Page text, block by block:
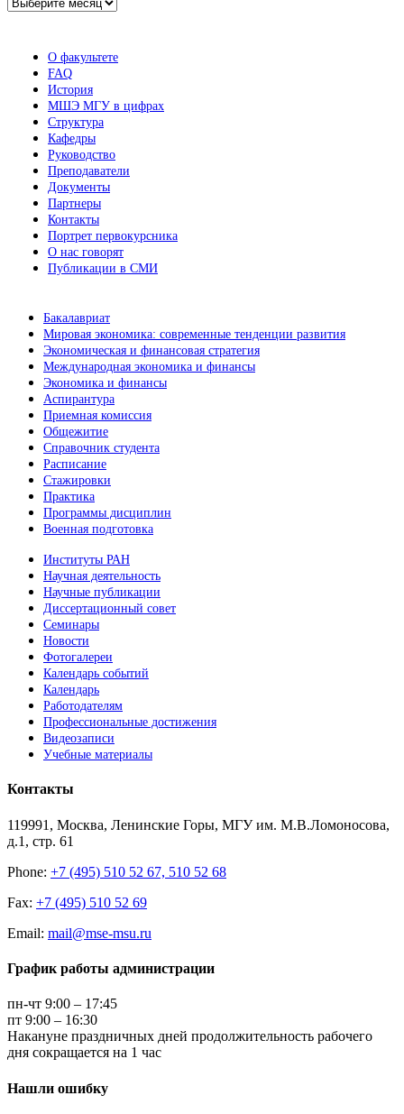
О факультете
FAQ
История
МШЭ МГУ в цифрах
Структура
Кафедры
Руководство
Преподаватели
Документы
Партнеры
Контакты
Портрет первокурсника
О нас говорят
Публикации в СМИ
Бакалавриат
Мировая экономика: современные тенденции развития
Экономическая и финансовая стратегия
Международная экономика и финансы
Экономика и финансы
Аспирантура
Приемная комиссия
Общежитие
Справочник студента
Расписание
Стажировки
Практика
Программы дисциплин
Военная подготовка
Институты РАН
Научная деятельность
Научные публикации
Диссертационный совет
Семинары
Новости
Фотогалереи
Календарь событий
Календарь
Работодателям
Профессиональные достижения
Видеозаписи
Учебные материалы
Контакты
119991, Москва, Ленинские Горы, МГУ им. М.В.Ломоносова,
д.1, стр. 61
Phone: +7 (495) 510 52 67, 510 52 68
Fax: +7 (495) 510 52 69
Email: mail@mse-msu.ru
График работы администрации
пн-чт 9:00 – 17:45
пт 9:00 – 16:30
Накануне праздничных дней продолжительность рабочего
дня сокращается на 1 час
Нашли ошибку